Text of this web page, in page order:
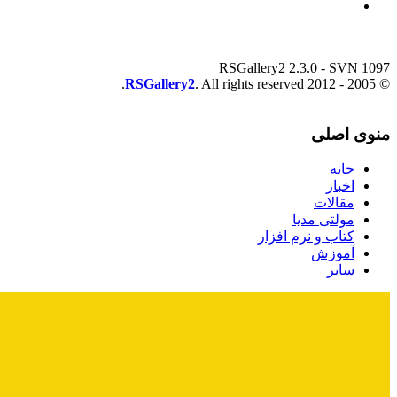
RSGallery2 2.3.0 - SVN 1097
© 2005 - 2012
RSGallery2. All rights reserved.
منوی اصلی
خانه
اخبار
مقالات
مولتی مدیا
کتاب و نرم افزار
آموزش
سایر